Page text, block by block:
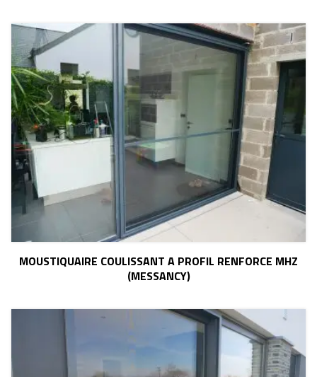
MOUSTIQUAIRE COULISSANT A PROFIL RENFORCE MHZ
(MESSANCY)